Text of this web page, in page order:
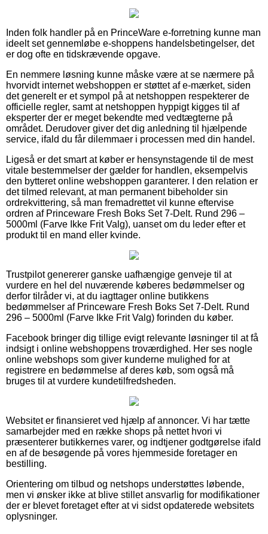
Inden folk handler på en PrinceWare e-forretning kunne man
ideelt set gennemløbe e-shoppens handelsbetingelser, det
er dog ofte en tidskrævende opgave.
En nemmere løsning kunne måske være at se nærmere på
hvorvidt internet webshoppen er støttet af e-mærket, siden
det generelt er et sympol på at netshoppen respekterer de
officielle regler, samt at netshoppen hyppigt kigges til af
eksperter der er meget bekendte med vedtægterne på
området. Derudover giver det dig anledning til hjælpende
service, ifald du får dilemmaer i processen med din handel.
Ligeså er det smart at køber er hensynstagende til de mest
vitale bestemmelser der gælder for handlen, eksempelvis
den bytteret online webshoppen garanterer. I den relation er
det tilmed relevant, at man permanent bibeholder sin
ordrekvittering, så man fremadrettet vil kunne eftervise
ordren af Princeware Fresh Boks Set 7-Delt. Rund 296 –
5000ml (Farve Ikke Frit Valg), uanset om du leder efter et
produkt til en mand eller kvinde.
Trustpilot genererer ganske uafhængige genveje til at
vurdere en hel del nuværende køberes bedømmelser og
derfor tilråder vi, at du iagttager online butikkens
bedømmelser af Princeware Fresh Boks Set 7-Delt. Rund
296 – 5000ml (Farve Ikke Frit Valg) forinden du køber.
Facebook bringer dig tillige evigt relevante løsninger til at få
indsigt i online webshoppens troværdighed. Her ses nogle
online webshops som giver kunderne mulighed for at
registrere en bedømmelse af deres køb, som også må
bruges til at vurdere kundetilfredsheden.
Websitet er finansieret ved hjælp af annoncer. Vi har tætte
samarbejder med en række shops på nettet hvori vi
præsenterer butikkernes varer, og indtjener godtgørelse ifald
en af de besøgende på vores hjemmeside foretager en
bestilling.
Orientering om tilbud og netshops understøttes løbende,
men vi ønsker ikke at blive stillet ansvarlig for modifikationer
der er blevet foretaget efter at vi sidst opdaterede websitets
oplysninger.